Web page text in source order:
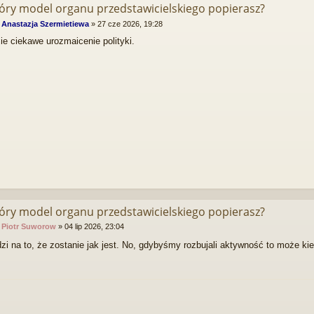
model organu przedstawicielskiego popierasz?
Anastazja Szermietiewa» 27 cze 2026, 19:28
ciekawe urozmaicenie polityki.
model organu przedstawicielskiego popierasz?
Piotr Suworow» 04 lip 2026, 23:04
na to, że zostanie jak jest. No, gdybyśmy rozbujali aktywność to może